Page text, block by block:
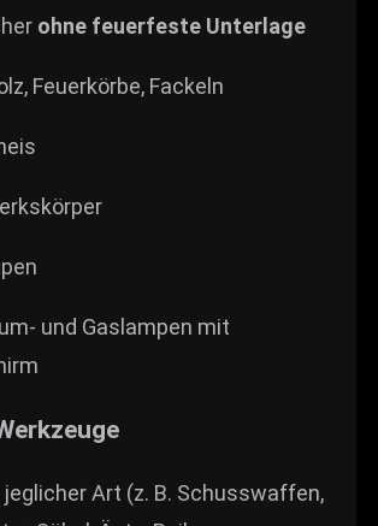
ohne feuerfeste Unterlage
Feuerkörbe, Fackeln
und Gaslampen mit
Art (z. B. Schusswaffen,